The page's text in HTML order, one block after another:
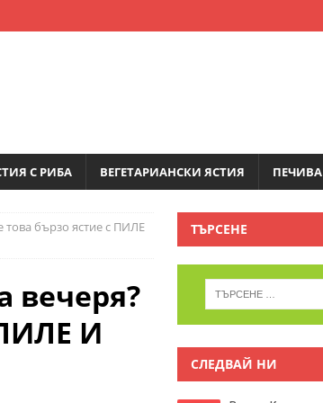
С РИБА ВЕГЕТАРИАНСКИ ЯСТИЯ ПЕЧИВА
това бързо ястие с ПИЛЕ
вечеря?
И
ТЪРСЕНЕ
СЛЕДВАЙ НИ